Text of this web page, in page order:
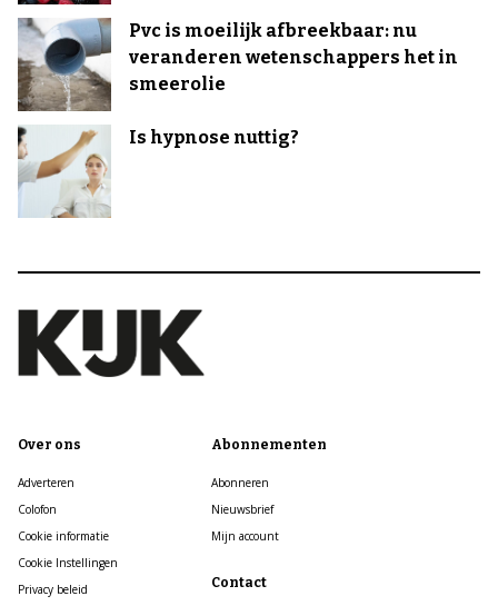
Pvc is moeilijk afbreekbaar: nu
veranderen wetenschappers het in
smeerolie
Is hypnose nuttig?
Over ons
Adverteren
Colofon
Cookie informatie
Cookie Instellingen
Privacy beleid
Abonnementen
Abonneren
Nieuwsbrief
Mijn account
Contact